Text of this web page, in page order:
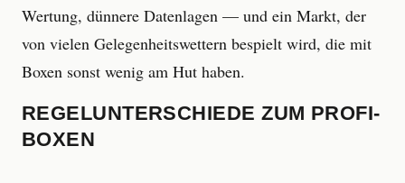
Wertung, dünnere Datenlagen — und ein Markt, der
von vielen Gelegenheitswettern bespielt wird, die mit
Boxen sonst wenig am Hut haben.
REGELUNTERSCHIEDE ZUM PROFI-
BOXEN